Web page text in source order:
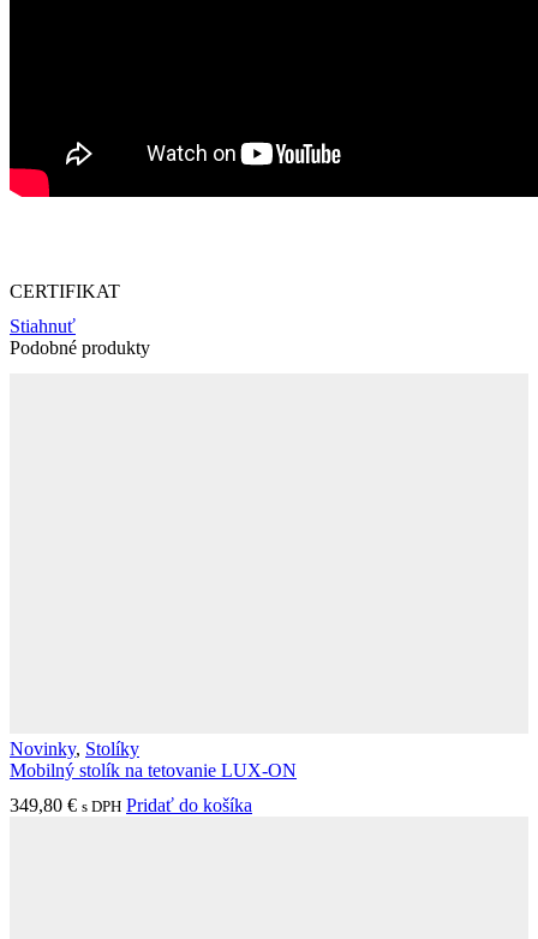
CERTIFIKAT
Stiahnuť
Podobné produkty
Novinky, Stolíky
Mobilný stolík na tetovanie LUX-ON
349,80 € s DPH Pridať do košíka